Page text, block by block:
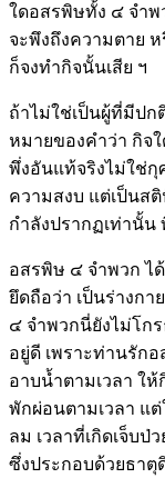
ใดอสรพิษทั้ง ๔ จำ
จะพึงถึงความตาย
ก็จงทำกิจนั้นเสีย ฯ
ถ้าไม่ใช่เป็นผู้ที่มีปก
หมายของคำว่า กิจ
พึ่งอันแท้จริงไม่ใช่
ความสงบ แต่เป็นส
กำลังปรากฏเท่านั้น
อสรพิษ ๔ จำพวก ไ
ยึดถือว่า เป็นร่างก
๔ จำพวกนี่ยังไม่โก
อยู่ดี เพราะท่านรัก
อาบน้ำตามเวลา ใ
พักผ่อนตามเวลา แ
ลม เวลาที่เกิดเจ็บป่
ซึ่งประกอบด้วยธาตุ